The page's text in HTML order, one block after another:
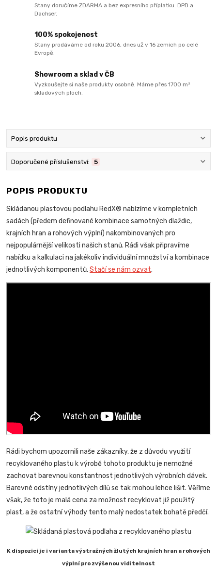
Stany doručíme ZDARMA a bez expresního příplatku. DPD a
Dachser.
100% spokojenost
Stany prodáváme od roku 2006, dnes už v 16 zemích po celé
Evropě.
Showroom a sklad v ČB
Vyzkoušejte si naše produkty osobně. Máme přes 1700 m²
skladových ploch.
Popis produktu
Doporučené příslušenství: 5
POPIS PRODUKTU
Skládanou plastovou podlahu RedX® nabízíme v kompletních
sadách (předem definované kombinace samotných dlaždic,
krajních hran a rohových výplní) nakombinovaných pro
nejpopulárnější velikosti našich stanů. Rádi však připravíme
nabídku a kalkulaci na jakékoliv individuální množství a kombinace
jednotlivých komponentů.Stačí se nám ozvat.
Rádi bychom upozornili naše zákazníky, že z důvodu využití
recyklovaného plastu k výrobě tohoto produktu je nemožné
zachovat barevnou konstantnost jednotlivých výrobních dávek.
Barevné odstíny jednotlivých dílů se tak mohou lehce lišit. Věříme
však, že toto je malá cena za možnost recyklovat již použitý
plast, a že ostatní výhody tento malý nedostatek bohatě předčí.
K dispozici je i varianta výstražných žlutých krajních hran a rohových
výplní pro zvýšenou viditelnost